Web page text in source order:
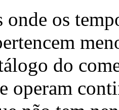
onde os
do
operam